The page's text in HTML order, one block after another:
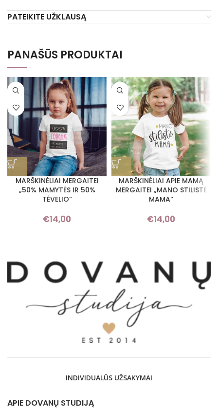
PATEIKITE UŽKLAUSĄ
PANAŠŪS PRODUKTAI
MARŠKINĖLIAI MERGAITEI
„50% MAMYTĖS IR 50%
TĖVELIO“
€14,00
MARŠKINĖLIAI APIE MAMĄ
MERGAITEI „MANO STILISTĖ
MAMA“
€14,00
INDIVIDUALŪS UŽSAKYMAI
APIE DOVANŲ STUDIJĄ